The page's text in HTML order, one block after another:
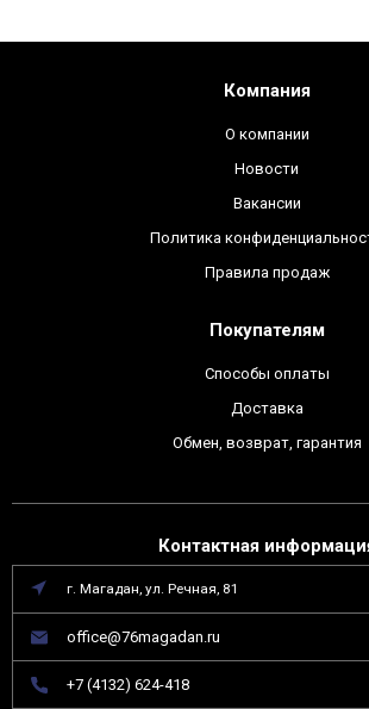
Компания
О компании
Новости
Вакансии
Политика
Правила продаж
Покупателям
Способы оплаты
Доставка
Обмен, возврат, гарантия
Контактная
г. Магадан, ул. Речная, 81
office@76magadan.ru
+7 (4132) 624-418